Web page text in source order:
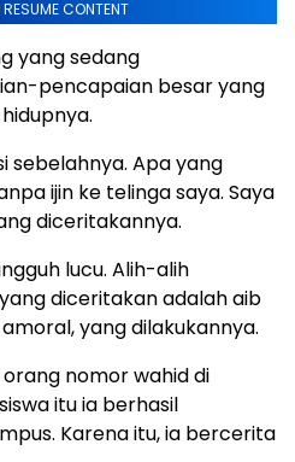
CONTENT
yang sedang
pencapaian besar yang
sebelahnya. Apa yang
ijin ke telinga saya. Saya
diceritakannya.
lucu. Alih-alih
diceritakan adalah aib
yang dilakukannya.
nomor wahid di
itu ia berhasil
Karena itu, ia bercerita